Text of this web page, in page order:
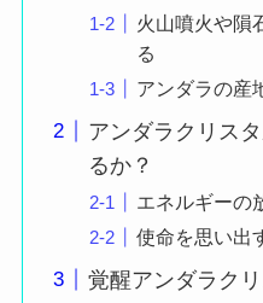
火山噴火や隕
る
アンダラの産
アンダラクリス
るか？
エネルギーの
使命を思い出
覚醒アンダラク